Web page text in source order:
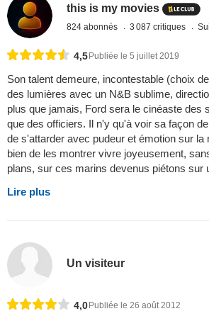
this is my movies
824 abonnés 3 087 critiques
4,5Publiée le 5 juillet 2019
Son talent demeure, incontestable (choix
des lumières avec un N&B sublime,
plus que jamais, Ford sera le cinéaste des
que des officiers. Il n'y qu'à voir sa façon
de s'attarder avec pudeur et émotion sur la
bien de les montrer vivre joyeusement,
plans, sur ces marins devenus piétons sur
Lire plus
Un visiteur
4,0 Publiée le 26 août 2012